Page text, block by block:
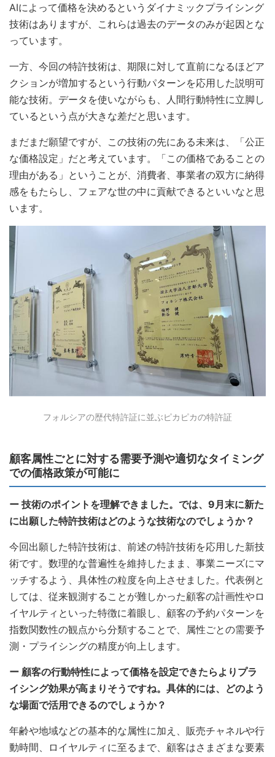
AIによって価格を決めるというダイナミックプライシング
技術はありますが、これらは過去のデータのみが起因とな
っています。
一方、今回の特許技術は、期限に対して直前になるほどア
クションが増加するという行動パターンを応用した説明可
能な技術。データを使いながらも、人間行動特性に立脚し
ているという点が大きな差だと思います。
まだまだ願望ですが、この技術の先にある未来は、「公正
な価格設定」だと考えています。「この価格であることの
理由がある」ということが、消費者、事業者の双方に納得
感をもたらし、フェアな世の中に貢献できるといいなと思
います。
フォルシアの歴代特許証に並ぶピカピカの特許証
顧客属性ごとに対する需要予測や適切なタイミング
での価格政策が可能に
ー 技術のポイントを理解できました。では、9月末に新た
に出願した特許技術はどのような技術なのでしょうか？
今回出願した特許技術は、前述の特許技術を応用した新技
術です。数理的な普遍性を維持したまま、事業ニーズにマ
ッチするよう、具体性の粒度を向上させました。代表例と
しては、従来観測することが難しかった顧客の計画性やロ
イヤルティといった特徴に着眼し、顧客の予約パターンを
指数関数性の観点から分類することで、属性ごとの需要予
測・プライシングの精度が向上します。
ー 顧客の行動特性によって価格を設定できたらよりプラ
イシング効果が高まりそうですね。具体的には、どのよう
な場面で活用できるのでしょうか？
年齢や地域などの基本的な属性に加え、販売チャネルや行
動時間、ロイヤルティに至るまで、顧客はさまざまな要素